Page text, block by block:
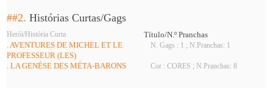
##2.Histórias Curtas/Gags
Herói/História Curta
Título/N.º Pranchas
. AVENTURES DE MICHEL ET LE
PROFESSEUR (LES)
N. Gags : 1 ; N.Pranchas: 1
. LA GENÉSE DES MÉTA-BARONS Cor : CORES ; N.Pranchas: 8